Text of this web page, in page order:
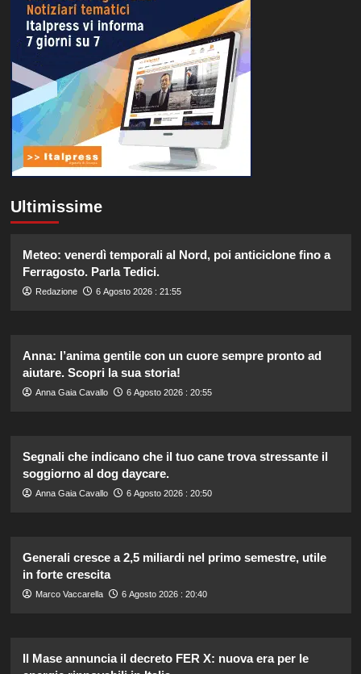
Ultimissime
Meteo: venerdì temporali al Nord, poi anticiclone fino a
Ferragosto. Parla Tedici.
Redazione 6 Agosto 2026 : 21:55
Anna: l’anima gentile con un cuore sempre pronto ad
aiutare. Scopri la sua storia!
Anna Gaia Cavallo 6 Agosto 2026 : 20:55
Segnali che indicano che il tuo cane trova stressante il
soggiorno al dog daycare.
Anna Gaia Cavallo 6 Agosto 2026 : 20:50
Generali cresce a 2,5 miliardi nel primo semestre, utile
in forte crescita
Marco Vaccarella 6 Agosto 2026 : 20:40
Il Mase annuncia il decreto FER X: nuova era per le